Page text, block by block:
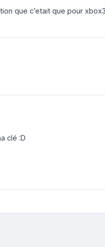
que c’etait que pour
clé :D